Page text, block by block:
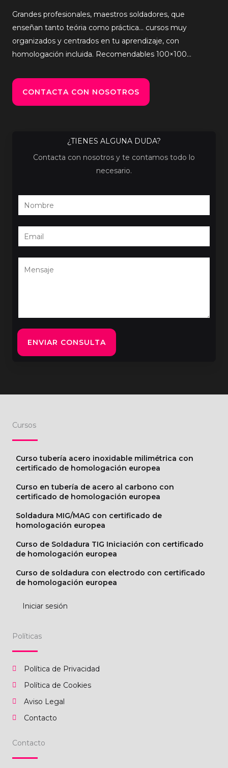
Grandes profesionales, maestros soldadores, que
enseñan tanto teória como práctica… cursos muy
organizados y centrados en tu aprendizaje, con
homologación incluida. Recomendables 100×100…
CONTACTA CON NOSOTROS
¿TIENES ALGUNA DUDA?
Contacta con nosotros y te contamos todo lo
necesario.
o
m
m
a
e
n
o
e
s
e
ENVIAR CONSULTA
Cursos
Curso tubería acero inoxidable milimétrica con
certificado de homologación europea
Curso en tubería de acero al carbono con
certificado de homologación europea
Soldadura MIG/MAG con certificado de
homologación europea
Curso de Soldadura TIG Iniciación con certificado
de homologación europea
Curso de soldadura con electrodo con certificado
de homologación europea
Iniciar sesión
Políticas
Política de Privacidad
Política de Cookies
Aviso Legal
Contacto
Contacto